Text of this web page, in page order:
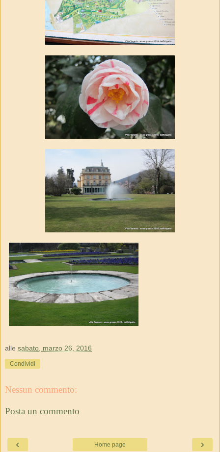
alle sabato, marzo 26, 2016
Condividi
Nessun commento:
Posta un commento
‹ ›
Home page